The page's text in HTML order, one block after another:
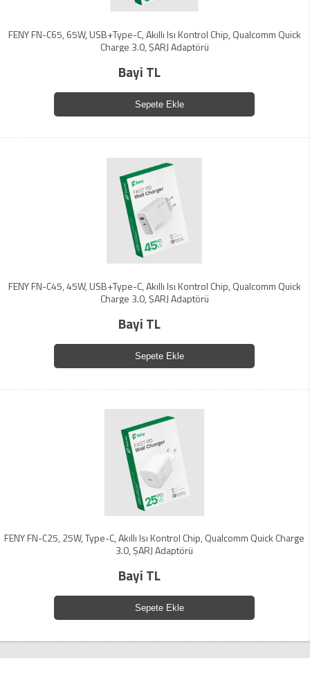
FENY FN-C65, 65W, USB+Type-C, Akıllı Isı Kontrol Chip, Qualcomm Quick
Charge 3.0, ŞARJ Adaptörü
Bayi TL
Sepete Ekle
FENY FN-C45, 45W, USB+Type-C, Akıllı Isı Kontrol Chip, Qualcomm Quick
Charge 3.0, ŞARJ Adaptörü
Bayi TL
Sepete Ekle
FENY FN-C25, 25W, Type-C, Akıllı Isı Kontrol Chip, Qualcomm Quick Charge
3.0, ŞARJ Adaptörü
Bayi TL
Sepete Ekle